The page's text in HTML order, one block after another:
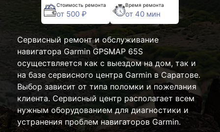
Стоимость ремонта
от 500 ₽
Время ремонта
от 40 мин
Сервисный ремонт и обслуживание
навигатора Garmin GPSMAP 65S
осуществляется как с выездом на дом, так и
на базе сервисного центра Garmin в Саратове.
Выбор зависит от типа поломки и пожелания
клиента. Сервисный центр располагает всем
нужным оборудованием для диагностики и
устранения проблем навигаторов Garmin.